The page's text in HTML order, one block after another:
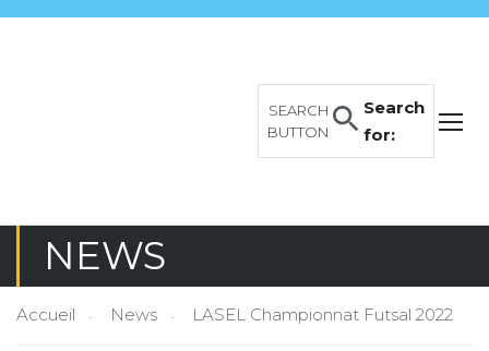
Search
for:
SEARCH
BUTTON
NEWS
Accueil News LASEL Championnat Futsal 2022